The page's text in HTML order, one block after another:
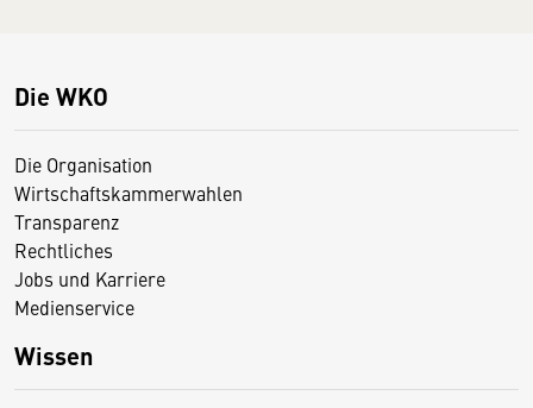
Die WKO
Die Organisation
Wirtschaftskammerwahlen
Transparenz
Rechtliches
Jobs und Karriere
Medienservice
Wissen